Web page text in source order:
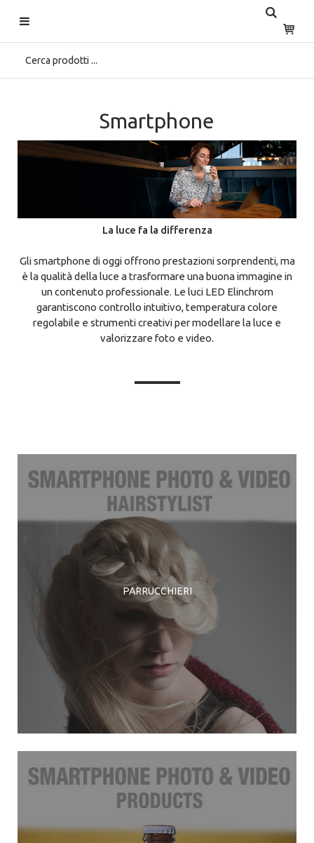
Inizio > Home
Smartphone
La luce fa la differenza
Gli smartphone di oggi offrono prestazioni sorprendenti, ma
è la qualità della luce a trasformare una buona immagine in
un contenuto professionale. Le luci LED Elinchrom
garantiscono controllo intuitivo, temperatura colore
regolabile e strumenti creativi per modellare la luce e
valorizzare foto e video.
PARRUCCHIERI